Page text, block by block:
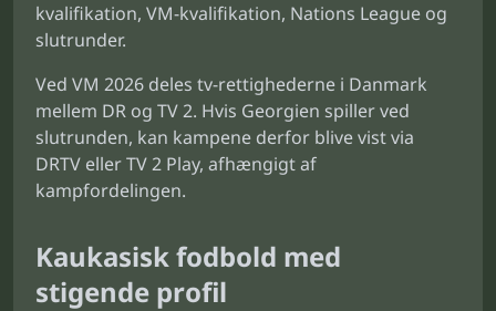
kvalifikation, VM-kvalifikation, Nations League og
slutrunder.
Ved VM 2026 deles tv-rettighederne i Danmark
mellem DR og TV 2. Hvis Georgien spiller ved
slutrunden, kan kampene derfor blive vist via
DRTV eller TV 2 Play, afhængigt af
kampfordelingen.
Kaukasisk fodbold med
stigende profil